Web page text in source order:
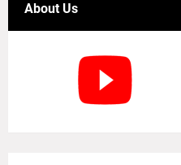
About Us